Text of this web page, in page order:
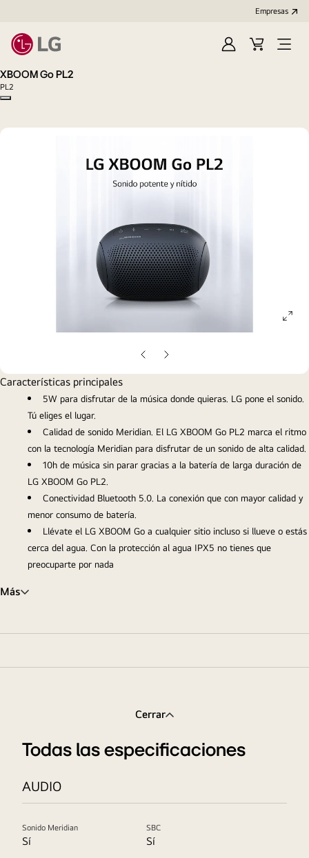
Empresas
IniciarCarritoOpen
XBOOM Go PL2
PL2
Copy model name
Diapositiva
anterior
Diapositiva
siguiente
Características principales
5W para disfrutar de la música donde quieras. LG pone el sonido.
Tú eliges el lugar.
Calidad de sonido Meridian. El LG XBOOM Go PL2 marca el ritmo
con la tecnología Meridian para disfrutar de un sonido de alta calidad.
10h de música sin parar gracias a la batería de larga duración de
LG XBOOM Go PL2.
Conectividad Bluetooth 5.0. La conexión que con mayor calidad y
menor consumo de batería.
Llévate el LG XBOOM Go a cualquier sitio incluso si llueve o estás
cerca del agua. Con la protección al agua IPX5 no tienes que
preocuparte por nada
Más
Cerrar
Todas las especificaciones
AUDIO
Sonido Meridian
Sí
SBC
Sí